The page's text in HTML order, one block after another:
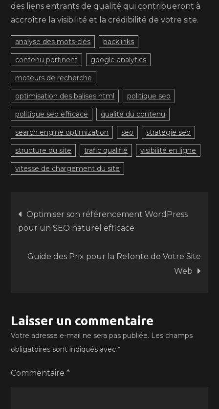
des liens entrants de qualité qui contribueront à
accroître la visibilité et la crédibilité de votre site.
analyse des mots-clés backlinks
contenu pertinent google analytics
moteurs de recherche
optimisation des balises html politique seo
politique seo efficace qualité du contenu
search engine optimization seo stratégie seo
structure du site trafic qualifié visibilité en ligne
vitesse de chargement du site
Navigation
de
l’article
Optimiser son référencement WordPress
pour un SEO naturel efficace
Guide des Prix pour la Refonte de Votre Site
Web
Laisser un commentaire
Votre adresse e-mail ne sera pas publiée. Les champs
obligatoires sont indiqués avec*
Commentaire*